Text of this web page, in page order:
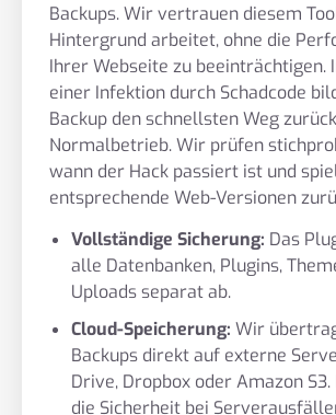
Backups. Wir vertrauen diesem
Hintergrund arbeitet, ohne die
Ihrer Webseite zu beeinträchtigen.
einer Infektion durch Schadcode
Backup den schnellsten Weg
Normalbetrieb. Wir prüfen
wann der Hack passiert ist und
entsprechende Web-Versionen
Vollständige Sicherung: Das
alle Datenbanken, Plugins,
Uploads separat ab.
Cloud-Speicherung: Wir
Backups direkt auf externe
Drive, Dropbox oder Amazon
die Sicherheit bei